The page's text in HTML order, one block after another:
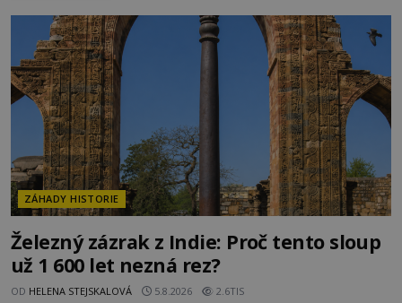
o skutečné historické události. Ve středověké
Evropě mají relikvie mimořádnou hodnotu. Nejsou
jen předmětem úcty
ZÁHADY HISTORIE
Železný zázrak z Indie: Proč tento sloup
už 1 600 let nezná rez?
OD HELENA STEJSKALOVÁ 5.8.2026 2.6TIS